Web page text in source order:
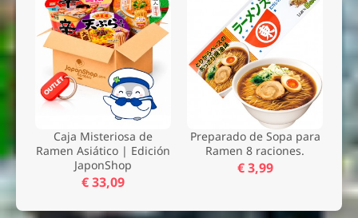
Caja Misteriosa de
Ramen Asiático | Edición
JaponShop
€ 33,09
Preparado de Sopa para
Ramen 8 raciones.
€ 3,99